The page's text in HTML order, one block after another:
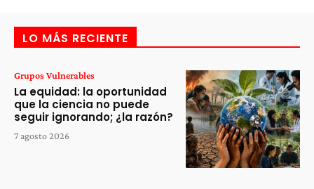
LO MÁS RECIENTE
Grupos Vulnerables
La equidad: la oportunidad
que la ciencia no puede
seguir ignorando; ¿la razón?
7 agosto 2026